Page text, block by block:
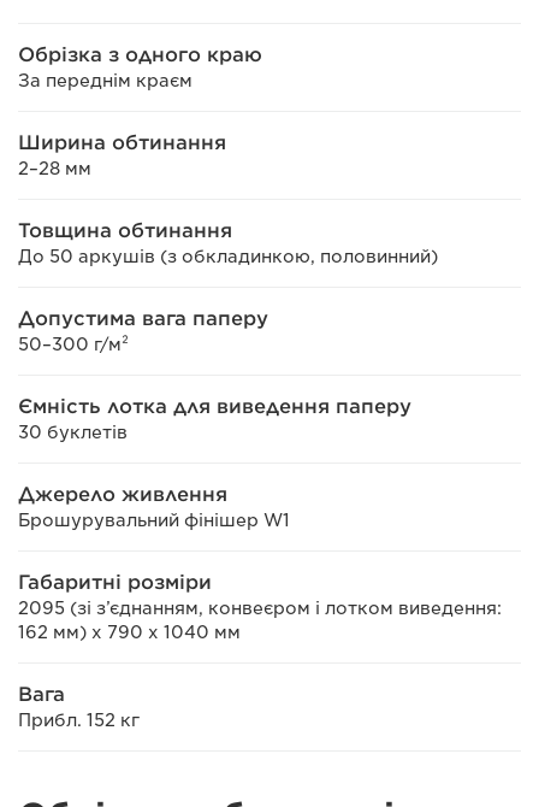
Обрізка з одного краю
За переднім краєм
Ширина обтинання
2–28 мм
Товщина обтинання
До 50 аркушів (з обкладинкою, половинний)
Допустима вага паперу
50–300 г/м²
Ємність лотка для виведення паперу
30 буклетів
Джерело живлення
Брошурувальний фінішер W1
Габаритні розміри
2095 (зі з’єднанням, конвеєром і лотком виведення:
162 мм) x 790 x 1040 мм
Вага
Прибл. 152 кг